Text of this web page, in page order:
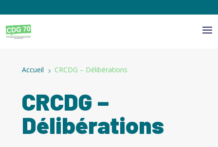
Accueil 5 CRCDG – Délibérations
CRCDG –
Délibérations